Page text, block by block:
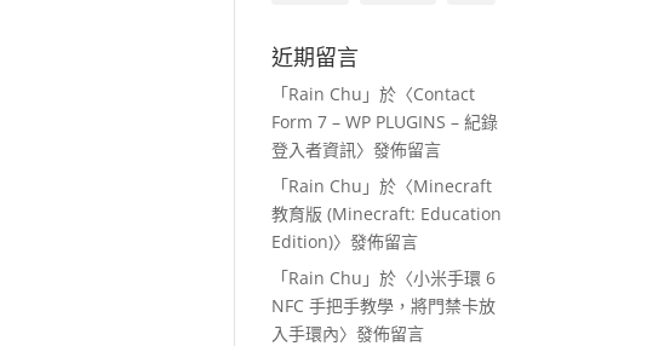
近期留言
「Rain Chu 」於〈Contact
Form 7 – WP PLUGINS – 紀錄
登入者資訊〉發佈留言
「Rain Chu 」於〈Minecraft
教育版 (Minecraft: Education
Edition)〉發佈留言
「Rain Chu 」於〈小米手環 6
NFC 手把手教學，將門禁卡放
入手環內〉發佈留言